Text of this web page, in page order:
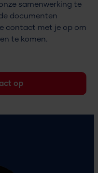
samenwerking te
documenten
contact met je op om
te komen.
op